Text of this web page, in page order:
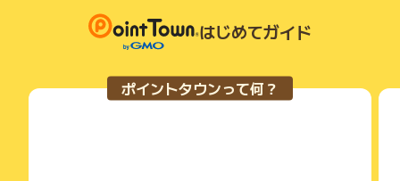
て一度でも同サービス・お買い物を利用されたことがある場合
ご利用前には、Cookieの削除をおこなっていただくことを推奨
サービス・お買い物利用時にお電話など2つ以上の申し込み方
法がある場合、必ずサイト上のWEBフォームからお申し込みく
条件を達成しているかどうかは各広告主ではなく、代理店が行
っているため、広告主はポイントに関する詳細を把握しており
そのため、ポイントタウンのポイントに関するお問い合わせを
広告主様に直接行わないようお願いいたします。
eSIMの設定の大まかな流れは5ステップ。4〜5分程度で簡単に
詳しい設定方法につきましては当社の専用サイトにてご確認く
はじめてガイド
ポイントタウンって何？